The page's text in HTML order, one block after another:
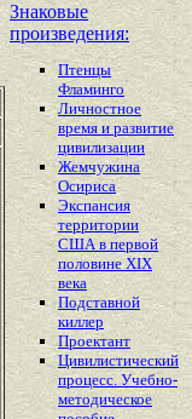
Знаковые
произведения:
Птенцы
Фламинго
Личностное
время и развитие
цивилизации
Жемчужина
Осириса
Экспансия
территории
США в первой
половине XIX
века
Подставной
киллер
Проектант
Цивилистический
процесс. Учебно-
методическое